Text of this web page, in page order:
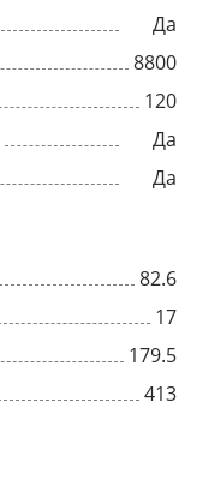
Да
8800
120
Да
Да
82.6
17
179.5
413